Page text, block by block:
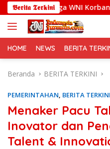
Langsung
ke
konten
𝕭𝖊𝖗𝖎𝖙𝖆 𝕿𝖊𝖗𝖐𝖎𝖓𝖎
WNI Korban TPPO dari
HOME NEWS BERITA
Beranda BERITA TERKINI
PEMERINTAHAN, BERITA TERKINI
Menaker Pacu
Inovator dan
Talent &